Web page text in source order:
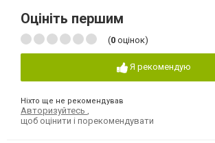
Оцініть першим
(0 оцінок)
Я рекомендую
Ніхто ще не рекомендував
Авторизуйтесь
щоб оцінити і порекомендувати